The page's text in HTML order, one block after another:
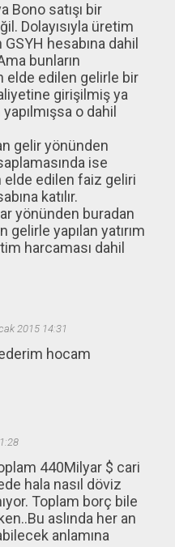
Bono satışı bir
Dolayısıyla üretim
hesabına dahil
bunların
elde edilen gelirle bir
girişilmiş ya
yapılmışsa o dahil
gelir yönünden
ise
elde edilen faiz geliri
katılır.
yönünden buradan
gelirle yapılan yatırım
harcaması dahil
2015 14:31
hocam
440Milyar $ cari
hala nasıl döviz
Toplam borç bile
aslında her an
anlamına